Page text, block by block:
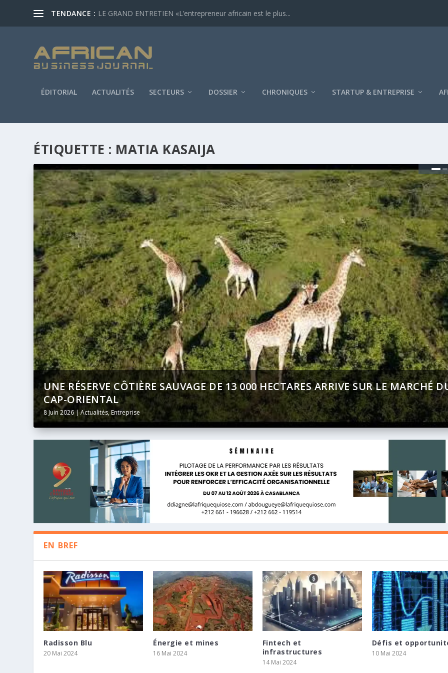
TENDANCE : LE GRAND ENTRETIEN «L’entrepreneur africain est le plus...
ÉDITORIAL ACTUALITÉS SECTEURS DOSSIER CHRONIQUES STARTUP & ENTREPRISE
ÉTIQUETTE : MATIA KASAIJA
BANQUE AFRICAINE DE DÉVELOPPEMENT (BAD) – ASSEMBLÉE ANNUELLES 2026 :
DIFFUSION INTÉGRALE ET EN DIRECT SUR AFRICA 24
24 Mai 2026|Actualités,Entreprise
LE GOUVERNEUR DE LA BANQUE CENTRALE D’ÉGYPTE ET LE PRÉSIDENT
D’AFREXIMBANK TIENNENT UNE CONFÉRENCE DE PRESSE SUR LES P...
STUDIA INC RENFORCE SON DÉVELOPPEMENT EN AFRIQUE ET CONCLUT UN
PARTENARIAT STRATÉGIQUE AVEC D.IA ADVISORY POUR ACCÉLÉRER LE DÉPLOI...
KHOLO CAPITAL ET TENSAI FOURNISSENT 275 MILLIONS ZAR POUR SOUTENIR
MANAGEMENT BUYOUT D’ISAMBANE MINING
EN BREF
Radisson Blu
20 Mai 2024
Énergie et mines
16 Mai 2024
Fintech et
infrastructures
14 Mai 2024
Défis et
10 Mai 2024